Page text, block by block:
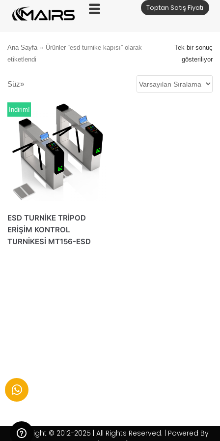
İçeriğe
geç
Toptan Satış Fiyatı
Ana Sayfa » Ürünler “esd turnike kapısı” olarak
etiketlendi
Tek bir sonuç
gösteriliyor
Süz»
İndirim!
ESD TURNİKE TRİPOD
ERİŞİM KONTROL
TURNİKESİ MT156-ESD
Copyright © 2012-2025 | All Rights Reserved. | Powered By